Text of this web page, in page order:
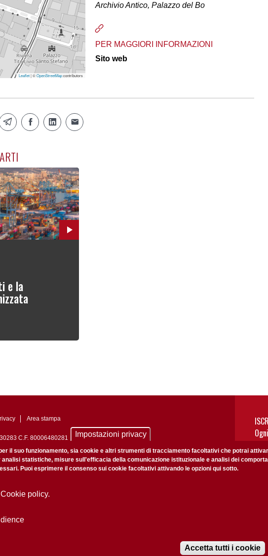
Leaflet| ©OpenStreetMapcontributors
Archivio Antico, Palazzo del Bo
PER MAGGIORI INFORMAZIONI
Sito web
e la
Area stampa
C.F. 80006480281
Impostazioni privacy
il suo funzionamento, sia cookie e altri strumenti di tracciamento facoltativi che potrai
statistiche, misure sull'efficacia della comunicazione istituzionale e analisi dei
Puoi esprimere il consenso sui cookie facoltativi attivando le opzioni qui sotto.
policy.
Accetta tutti i cookie